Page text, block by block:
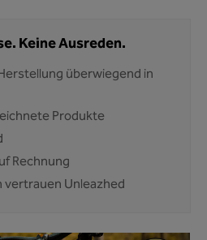
Keine Ausreden.
überwiegend in
Produkte
Rechnung
vertrauen Unleazhed